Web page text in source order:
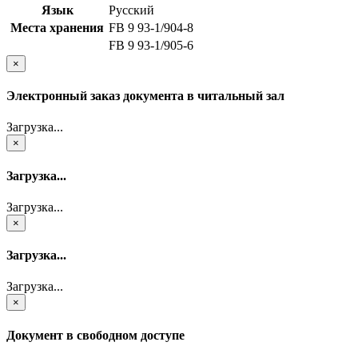
Язык
Русский
Места хранения FB 9 93-1/904-8
FB 9 93-1/905-6
×
Электронный заказ документа в читальный зал
Загрузка...
×
Загрузка...
Загрузка...
×
Загрузка...
Загрузка...
×
Документ в свободном доступе